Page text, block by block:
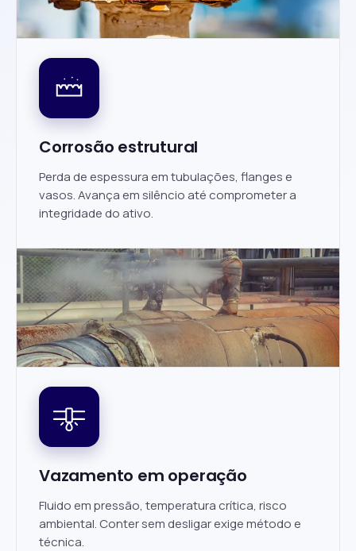
Corrosão estrutural
Perda de espessura em tubulações, flanges e
vasos. Avança em silêncio até comprometer a
integridade do ativo.
Vazamento em operação
Fluido em pressão, temperatura crítica, risco
ambiental. Conter sem desligar exige método e
técnica.